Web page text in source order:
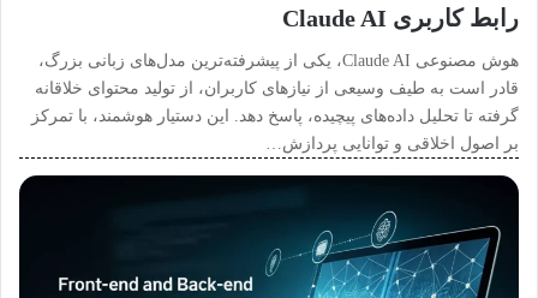
رابط کاربری Claude AI
هوش مصنوعی Claude AI، یکی از پیشرفته‌ترین مدل‌های زبانی بزرگ،
قادر است به طیف وسیعی از نیازهای کاربران، از تولید محتوای خلاقانه
گرفته تا تحلیل داده‌های پیچیده، پاسخ دهد. این دستیار هوشمند، با تمرکز
بر اصول اخلاقی و توانایی پردازش…